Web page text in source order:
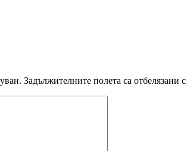
Задължителните полета са отбелязани с